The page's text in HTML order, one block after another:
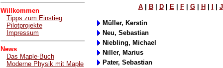
Willkommen
Tipps zum Einstieg
Pilotprojekte
Impressum
News
Das Maple-Buch
Moderne Physik mit Maple
A| B| D| E| F| G| H J
Müller, Kerstin
Neu, Sebastian
Niebling, Michael
Niller, Marius
Pater, Sebastian